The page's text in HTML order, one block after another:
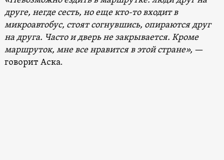
друге, негде сесть, но еще кто-то входит в
микроавтобус, стоят согнувшись, опираются друг
на друга. Часто и дверь не закрывается. Кроме
маршруток, мне все нравится в этой стране», —
говорит Аска.